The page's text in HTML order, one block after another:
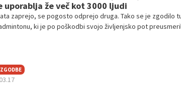
uporablja že več kot 3000 ljudi
zaprejo, se pogosto odprejo druga. Tako se je zgodilo
ki je po poškodbi svojo življenjsko pot